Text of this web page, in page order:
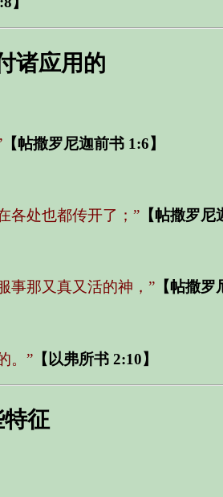
诸应用的
【帖撒罗尼迦前书 1:6】
各处也都传开了；” 【帖撒罗尼
事那又真又活的神，” 【帖撒罗
。” 【以弗所书 2:10】
征